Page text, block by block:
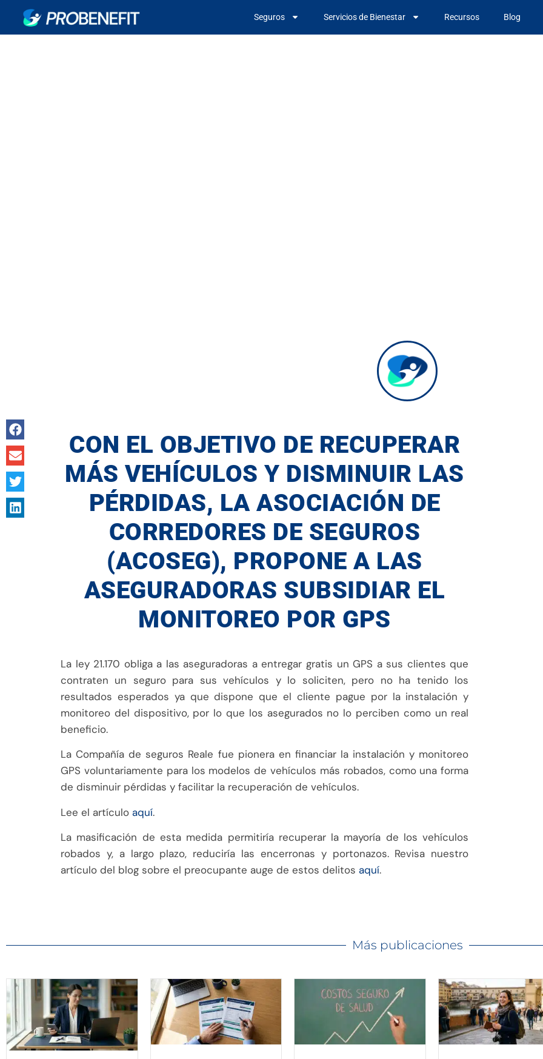
Seguros Servicios de Bienestar Recursos Blog
CON EL OBJETIVO DE RECUPERAR
MÁS VEHÍCULOS Y DISMINUIR LAS
PÉRDIDAS, LA ASOCIACIÓN DE
CORREDORES DE SEGUROS
(ACOSEG), PROPONE A LAS
ASEGURADORAS SUBSIDIAR EL
MONITOREO POR GPS
La ley 21.170 obliga a las aseguradoras a entregar gratis un GPS a sus clientes que
contraten un seguro para sus vehículos y lo soliciten, pero no ha tenido los
resultados esperados ya que dispone que el cliente pague por la instalación y
monitoreo del dispositivo, por lo que los asegurados no lo perciben como un real
beneficio.
La Compañía de seguros Reale fue pionera en financiar la instalación y monitoreo
GPS voluntariamente para los modelos de vehículos más robados, como una forma
de disminuir pérdidas y facilitar la recuperación de vehículos.
Lee el artículo aquí.
La masificación de esta medida permitiría recuperar la mayoría de los vehículos
robados y, a largo plazo, reduciría las encerronas y portonazos. Revisa nuestro
artículo del blog sobre el preocupante auge de estos delitos aquí.
Más publicaciones